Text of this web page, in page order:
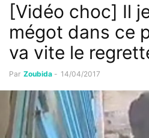
[Vidéo choc] Il
mégot dans ce
va vite le
Par Zoubida - 14/04/2017